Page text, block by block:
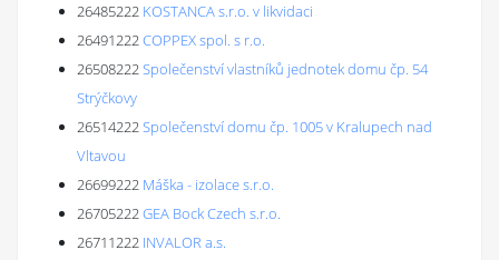
26485222 KOSTANCA s.r.o. v likvidaci
26491222COPPEX spol. s r.o.
26508222Společenství vlastníků jednotek domu čp. 54
Strýčkovy
26514222Společenství domu čp. 1005 v Kralupech nad
Vltavou
26699222 Máška - izolace s.r.o.
26705222GEA Bock Czech s.r.o.
26711222 INVALOR a.s.